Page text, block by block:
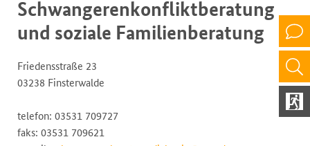
Schwangerenkonfliktberatung
und soziale Familienberatung
Friedensstraße 23
03238 Finsterwalde
telefon: 03531 709727
faks: 03531 709621